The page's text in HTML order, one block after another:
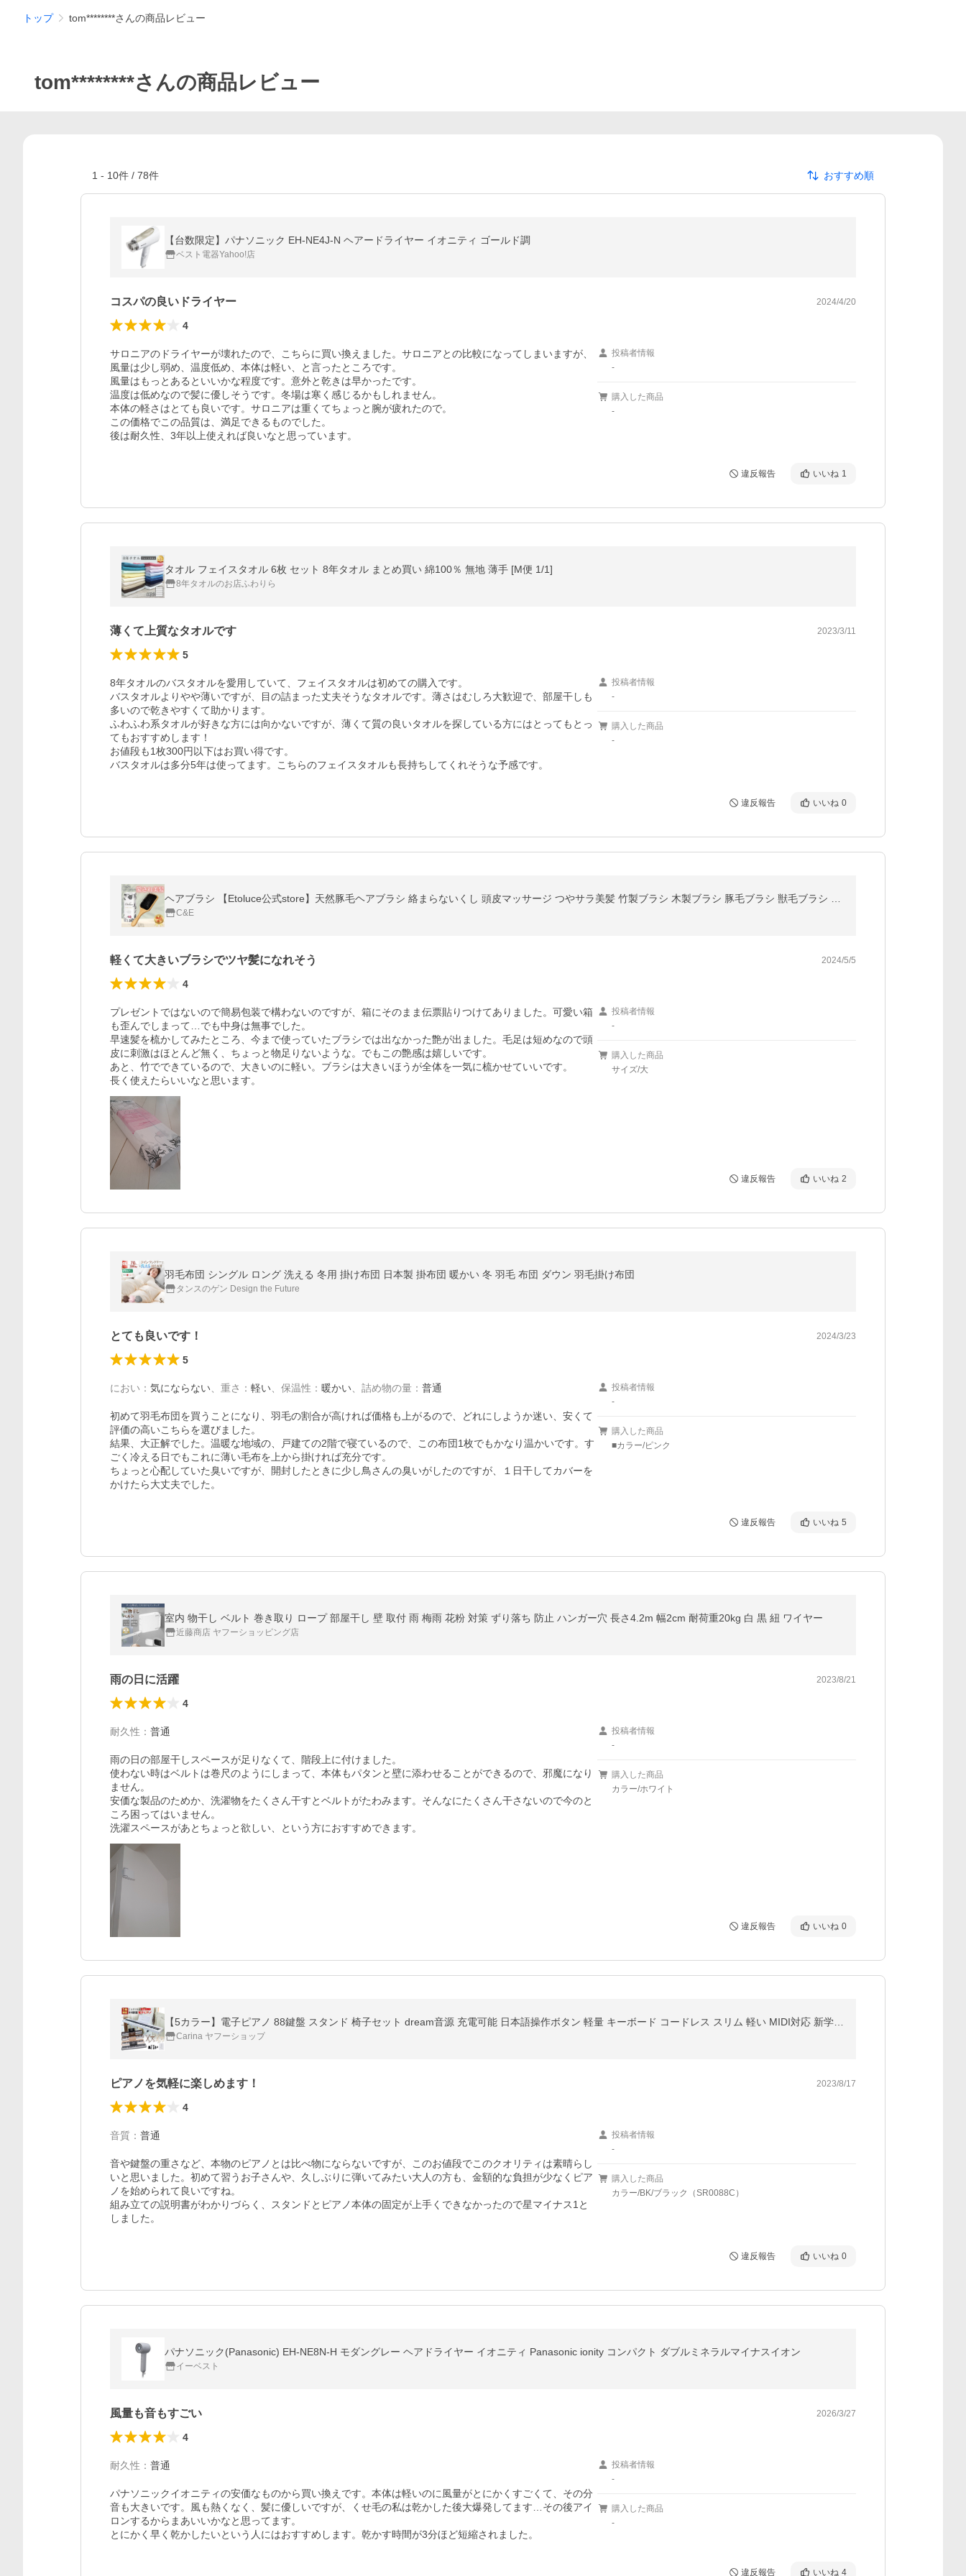
トップ tom********さんの商品レビュー
tom********さんの商品レビュー
1 - 10件 / 78件 おすすめ順
【台数限定】パナソニック EH-NE4J-N ヘアードライヤー イオニティ ゴールド調
ベスト電器Yahoo!店
コスパの良いドライヤー 2024/4/20
4
サロニアのドライヤーが壊れたので、こちらに買い換えました。サロニアとの比較になってしまいますが、
風量は少し弱め、温度低め、本体は軽い、と言ったところです。
風量はもっとあるといいかな程度です。意外と乾きは早かったです。
温度は低めなので髪に優しそうです。冬場は寒く感じるかもしれません。
本体の軽さはとても良いです。サロニアは重くてちょっと腕が疲れたので。
この価格でこの品質は、満足できるものでした。
後は耐久性、3年以上使えれば良いなと思っています。
投稿者情報
-
購入した商品
-
違反報告 いいね 1
タオル フェイスタオル 6枚 セット 8年タオル まとめ買い 綿100％ 無地 薄手 [M便 1/1]
8年タオルのお店ふわりら
薄くて上質なタオルです 2023/3/11
5
8年タオルのバスタオルを愛用していて、フェイスタオルは初めての購入です。
バスタオルよりやや薄いですが、目の詰まった丈夫そうなタオルです。薄さはむしろ大歓迎で、部屋干しも
多いので乾きやすくて助かります。
ふわふわ系タオルが好きな方には向かないですが、薄くて質の良いタオルを探している方にはとってもとっ
てもおすすめします！
お値段も1枚300円以下はお買い得です。
バスタオルは多分5年は使ってます。こちらのフェイスタオルも長持ちしてくれそうな予感です。
投稿者情報
-
購入した商品
-
違反報告 いいね 0
C&E
軽くて大きいブラシでツヤ髪になれそう 2024/5/5
4
プレゼントではないので簡易包装で構わないのですが、箱にそのまま伝票貼りつけてありました。可愛い箱
も歪んでしまって…でも中身は無事でした。
早速髪を梳かしてみたところ、今まで使っていたブラシでは出なかった艶が出ました。毛足は短めなので頭
皮に刺激はほとんど無く、ちょっと物足りないような。でもこの艶感は嬉しいです。
あと、竹でできているので、大きいのに軽い。ブラシは大きいほうが全体を一気に梳かせていいです。
長く使えたらいいなと思います。
投稿者情報
-
購入した商品
サイズ/大
違反報告 いいね 2
羽毛布団 シングル ロング 洗える 冬用 掛け布団 日本製 掛布団 暖かい 冬 羽毛 布団 ダウン 羽毛掛け布団
タンスのゲン Design the Future
とても良いです！ 2024/3/23
5
におい ： 気にならない 重さ ： 軽い 保温性 ： 暖かい 詰め物の量 ： 普通
初めて羽毛布団を買うことになり、羽毛の割合が高ければ価格も上がるので、どれにしようか迷い、安くて
評価の高いこちらを選びました。
結果、大正解でした。温暖な地域の、戸建ての2階で寝ているので、この布団1枚でもかなり温かいです。す
ごく冷える日でもこれに薄い毛布を上から掛ければ充分です。
ちょっと心配していた臭いですが、開封したときに少し鳥さんの臭いがしたのですが、１日干してカバーを
かけたら大丈夫でした。
投稿者情報
-
購入した商品
■カラー/ピンク
違反報告 いいね 5
室内 物干し ベルト 巻き取り ロープ 部屋干し 壁 取付 雨 梅雨 花粉 対策 ずり落ち 防止 ハンガー穴 長さ4.2m 幅2cm 耐荷重20kg 白 黒 紐 ワイヤー
近藤商店 ヤフーショッピング店
雨の日に活躍 2023/8/21
4
耐久性 ： 普通
雨の日の部屋干しスペースが足りなくて、階段上に付けました。
使わない時はベルトは巻尺のようにしまって、本体もパタンと壁に添わせることができるので、邪魔になり
ません。
安価な製品のためか、洗濯物をたくさん干すとベルトがたわみます。そんなにたくさん干さないので今のと
ころ困ってはいません。
洗濯スペースがあとちょっと欲しい、という方におすすめできます。
投稿者情報
-
購入した商品
カラー/ホワイト
違反報告 いいね 0
Carina ヤフーショップ
ピアノを気軽に楽しめます！ 2023/8/17
4
音質 ： 普通
音や鍵盤の重さなど、本物のピアノとは比べ物にならないですが、このお値段でこのクオリティは素晴らし
いと思いました。初めて習うお子さんや、久しぶりに弾いてみたい大人の方も、金額的な負担が少なくピア
ノを始められて良いですね。
組み立ての説明書がわかりづらく、スタンドとピアノ本体の固定が上手くできなかったので星マイナス1と
しました。
投稿者情報
-
購入した商品
カラー/BK/ブラック（SR0088C）
違反報告 いいね 0
パナソニック(Panasonic) EH-NE8N-H モダングレー ヘアドライヤー イオニティ Panasonic ionity コンパクト ダブルミネラルマイナスイオン
イーベスト
風量も音もすごい 2026/3/27
4
耐久性 ： 普通
パナソニックイオニティの安価なものから買い換えです。本体は軽いのに風量がとにかくすごくて、その分
音も大きいです。風も熱くなく、髪に優しいですが、くせ毛の私は乾かした後大爆発してます…その後アイ
ロンするからまあいいかなと思ってます。
とにかく早く乾かしたいという人にはおすすめします。乾かす時間が3分ほど短縮されました。
投稿者情報
-
購入した商品
-
違反報告 いいね 4